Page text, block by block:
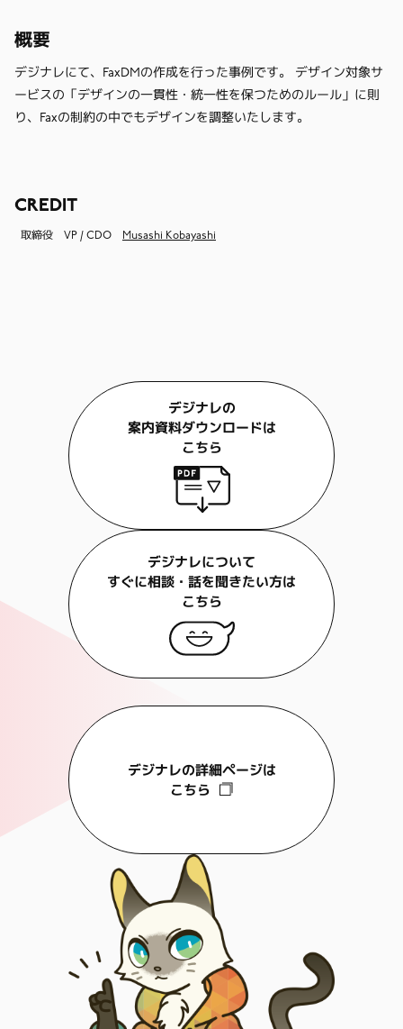
概要
デジナレにて、FaxDMの作成を行った事例です。 デザイン対象サ
ービスの「デザインの一貫性・統一性を保つためのルール」に則
り、Faxの制約の中でもデザインを調整いたします。
CREDIT
取締役 VP / CDO Musashi Kobayashi
デジナレの
案内資料ダウンロードは
こちら
デジナレについて
すぐに相談・話を聞きたい方は
こちら
デジナレの詳細ページは
こちら